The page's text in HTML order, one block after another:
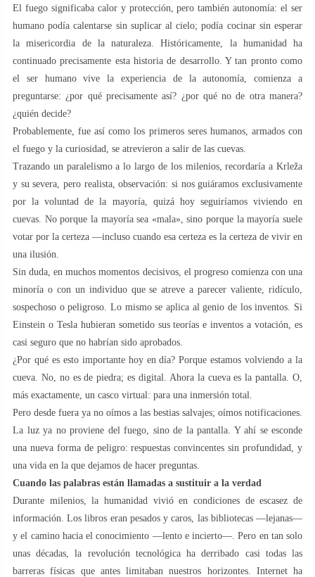
El fuego significaba calor y protección, pero también autonomía: el ser
humano podía calentarse sin suplicar al cielo; podía cocinar sin esperar
la misericordia de la naturaleza. Históricamente, la humanidad ha
continuado precisamente esta historia de desarrollo. Y tan pronto como
el ser humano vive la experiencia de la autonomía, comienza a
preguntarse: ¿por qué precisamente así? ¿por qué no de otra manera?
¿quién decide?
Probablemente, fue así como los primeros seres humanos, armados con
el fuego y la curiosidad, se atrevieron a salir de las cuevas.
Trazando un paralelismo a lo largo de los milenios, recordaría a Krleža
y su severa, pero realista, observación: si nos guiáramos exclusivamente
por la voluntad de la mayoría, quizá hoy seguiríamos viviendo en
cuevas. No porque la mayoría sea «mala», sino porque la mayoría suele
votar por la certeza —incluso cuando esa certeza es la certeza de vivir en
una ilusión.
Sin duda, en muchos momentos decisivos, el progreso comienza con una
minoría o con un individuo que se atreve a parecer valiente, ridículo,
sospechoso o peligroso. Lo mismo se aplica al genio de los inventos. Si
Einstein o Tesla hubieran sometido sus teorías e inventos a votación, es
casi seguro que no habrían sido aprobados.
¿Por qué es esto importante hoy en día? Porque estamos volviendo a la
cueva. No, no es de piedra; es digital. Ahora la cueva es la pantalla. O,
más exactamente, un casco virtual: para una inmersión total.
Pero desde fuera ya no oímos a las bestias salvajes; oímos notificaciones.
La luz ya no proviene del fuego, sino de la pantalla. Y ahí se esconde
una nueva forma de peligro: respuestas convincentes sin profundidad, y
una vida en la que dejamos de hacer preguntas.
Cuando las palabras están llamadas a sustituir a la verdad
Durante milenios, la humanidad vivió en condiciones de escasez de
información. Los libros eran pesados y caros, las bibliotecas —lejanas—
y el camino hacia el conocimiento —lento e incierto—. Pero en tan solo
unas décadas, la revolución tecnológica ha derribado casi todas las
barreras físicas que antes limitaban nuestros horizontes. Internet ha